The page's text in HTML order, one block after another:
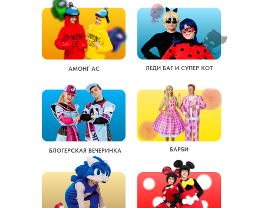
АМОНГ АС ЛЕДИ БАГ И СУПЕР КОТ
БАРБИ
БЛОГЕРСКАЯ ВЕЧЕРИНКА